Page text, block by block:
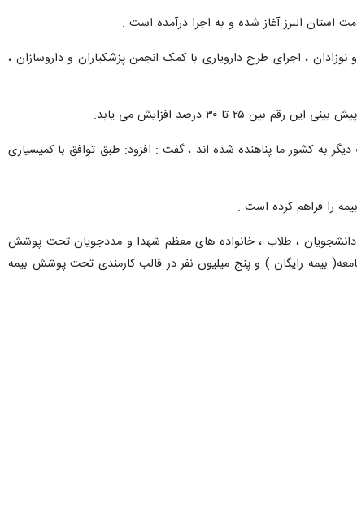
و ۲ مرکز خصوصی ، طرح بیمه مادران باردار و نوزادان ، اجرای طرح دارویاری با کمک انجمن پزشکیاران و داروسازان ،
به کشور ما پناهنده شده اند ، گفت : افزود: طبق توافق با کمیسیاری
را فراهم کرده است .
نفر در قالب صندوق سایر اقشار شامل دانشجویان ، طلاب ، خانواده های معظم شهدا و مددجویان تحت پوشش
میلیون نفر در قالب دهک های یک تا سه جامعه( بیمه رایگان ) و پنج میلیون نفر در قالب کارمندی تحت پوشش بیمه